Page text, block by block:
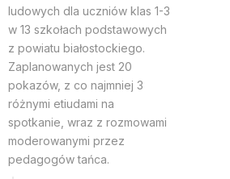
ludowych dla uczniów klas 1-3
w 13 szkołach podstawowych
z powiatu białostockiego.
Zaplanowanych jest 20
pokazów, z co najmniej 3
różnymi etiudami na
spotkanie, wraz z rozmowami
moderowanymi przez
pedagogów tańca.